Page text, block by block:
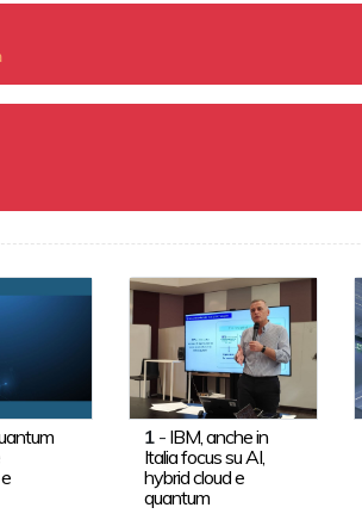
1- IBM, anche in
Italia focus su AI,
hybrid cloud e
quantum